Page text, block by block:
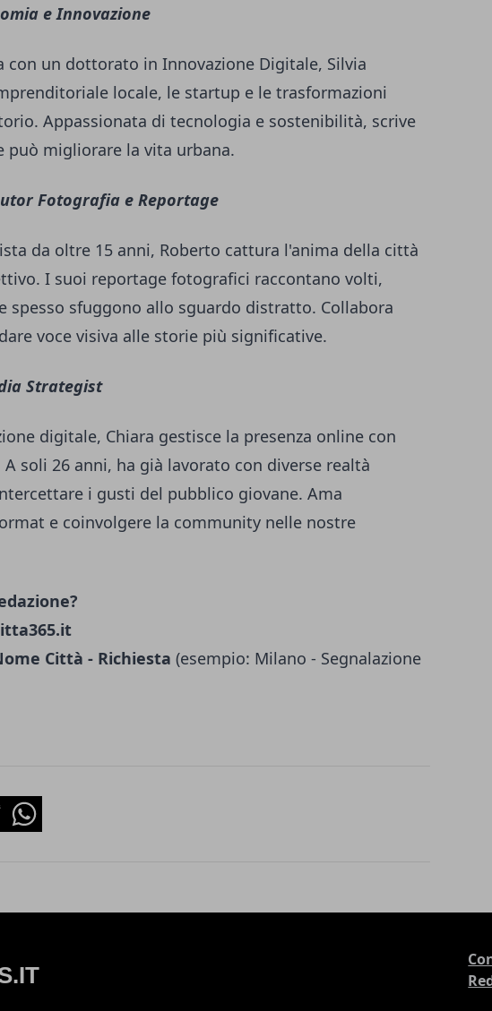
e Innovazione
con un dottorato in Innovazione Digitale, Silvia
locale, le startup e le trasformazioni
Appassionata di tecnologia e sostenibilità, scrive
può migliorare la vita urbana.
Fotografia e Reportage
da oltre 15 anni, Roberto cattura l'anima della città
I suoi reportage fotografici raccontano volti,
spesso sfuggono allo sguardo distratto. Collabora
voce visiva alle storie più significative.
Strategist
digitale, Chiara gestisce la presenza online con
soli 26 anni, ha già lavorato con diverse realtà
i gusti del pubblico giovane. Ama
e coinvolgere la community nelle nostre
Città - Richiesta (esempio: Milano - Segnalazione
Whatsapp